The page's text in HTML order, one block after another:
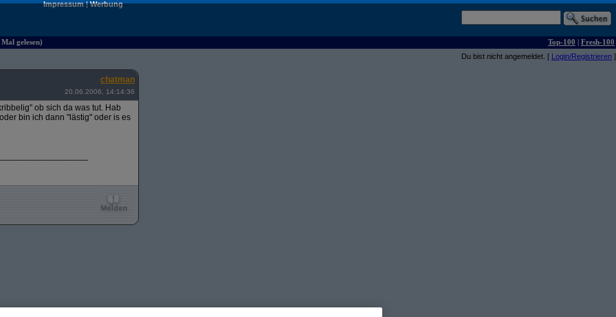
Impressum|Werbung
gelesen) Top-100 | Fresh-100
Du bist nicht angemeldet. [ Login/Registrieren ]
chatman
20.06.2006, 14:14:36
ob sich da was tut. Hab
bin ich dann "lästig" oder is es